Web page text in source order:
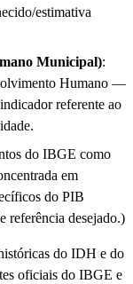
estimativa
Municipal):
Humano —
referente ao
do IBGE como
em
do PIB
referência desejado.)
do IDH e do
oficiais do IBGE e